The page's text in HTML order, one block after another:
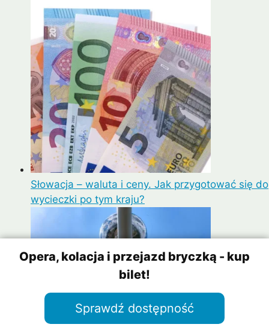
Słowacja – waluta i ceny. Jak przygotować się do
wycieczki po tym kraju?
Opera, kolacja i przejazd bryczką - kup
bilet!
Sprawdź dostępność